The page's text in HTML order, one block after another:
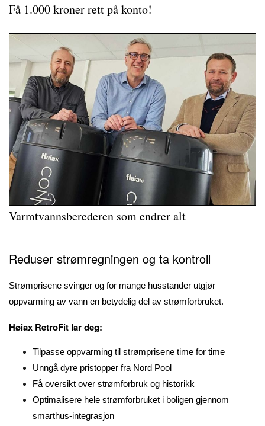
Få 1.000 kroner rett på konto!
Varmtvannsberederen som endrer alt
Reduser strømregningen og ta kontroll
Strømprisene svinger og for mange husstander utgjør
oppvarming av vann en betydelig del av strømforbruket.
Høiax RetroFit lar deg:
Tilpasse oppvarming til strømprisene time for time
Unngå dyre pristopper fra Nord Pool
Få oversikt over strømforbruk og historikk
Optimalisere hele strømforbruket i boligen gjennom
smarthus-integrasjon